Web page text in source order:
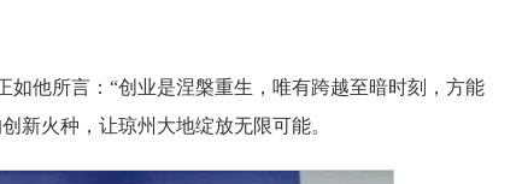
他所言：“创业是涅槃重生，唯有跨越至暗时刻，方能
新火种，让琼州大地绽放无限可能。